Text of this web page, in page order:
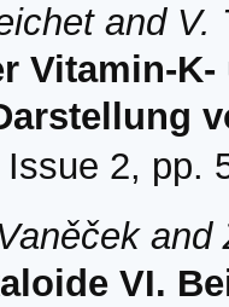
and V.
Vitamin-
2, pp.
and
VI.